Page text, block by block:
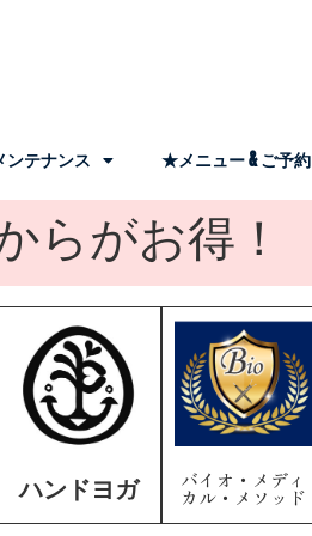
テナンス ★メニュー & ご予約
らがお得！
ハンドヨガ バイオ・メディ
カル・メソッド